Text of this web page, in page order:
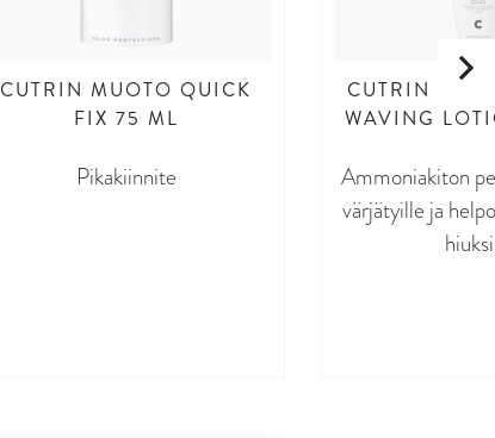
CUTRIN MUOTO QUICK
FIX 75 ML
Pikakiinnite
CUTRIN
WAVING
Ammoniakiton
värjätyille ja